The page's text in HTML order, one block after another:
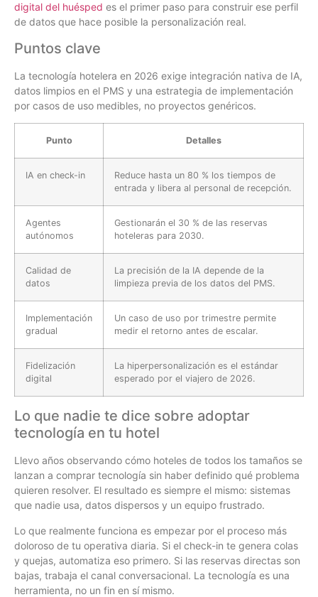
digital del huésped es el primer paso para construir ese perfil
de datos que hace posible la personalización real.
Puntos clave
La tecnología hotelera en 2026 exige integración nativa de IA,
datos limpios en el PMS y una estrategia de implementación
por casos de uso medibles, no proyectos genéricos.
Punto Detalles
IA en check-in
Reduce hasta un 80 % los tiempos de
entrada y libera al personal de recepción.
Agentes
autónomos
Gestionarán el 30 % de las reservas
hoteleras para 2030.
Calidad de
datos
La precisión de la IA depende de la
limpieza previa de los datos del PMS.
Implementación
gradual
Un caso de uso por trimestre permite
medir el retorno antes de escalar.
Fidelización
digital
La hiperpersonalización es el estándar
esperado por el viajero de 2026.
Lo que nadie te dice sobre adoptar
tecnología en tu hotel
Llevo años observando cómo hoteles de todos los tamaños se
lanzan a comprar tecnología sin haber definido qué problema
quieren resolver. El resultado es siempre el mismo: sistemas
que nadie usa, datos dispersos y un equipo frustrado.
Lo que realmente funciona es empezar por el proceso más
doloroso de tu operativa diaria. Si el check-in te genera colas
y quejas, automatiza eso primero. Si las reservas directas son
bajas, trabaja el canal conversacional. La tecnología es una
herramienta, no un fin en sí mismo.